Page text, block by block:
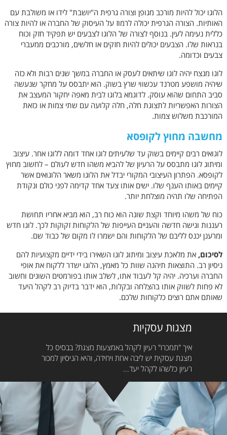
הלוגו יכול להיות מורכב מגופן וצורה גרפית ה"יושבת" לידו או משולבת עם
האותיות. הצורה הגרפית יכולה לרמוז על העיסוק של החברה או להיות צורה
כללית נעימה לעין. בנוסף לצורה של הלוגו לצבעים יש תפקיד חזק וכוח
בנראות שלו. הצבעים יכולים להיות חזקים או חלשים, מורכבים ממעברי
צבעים וכדומה.
לוגו מנצח יהיה לוגו שיתאים לעסק או החברה במשך שנים רבות ולא כזה
שיהיה מושפע מטרנד עכשווי שרץ בשוק. הוא יתבסס על מחקר שנעשה
סביב התחום שהוא עוסק. לדוגמא בלוגו לבית מאפה יחקור המעצב את
הצורות האפשריות לתצוגת חלה, חלה קלועה עם שתי צמות או כזאת
המורכבת משלוש צמות.
מחשבה מחוץ לקופסא
לוגואים רבים קיימים בשוק עד שלעיתים לוגו אחד דומה ללוגו אחר. עיצוב
ומיתוג לוגו מתבסס על הרעיון של להביא משהו חדש לעולם – לחשוב מחוץ
לקופסא. הפתרון העיצובי המקורי יבדל את הלוגו משאר הלוגואים אשר
קיימים באותו הענף שלו. ישים אותו צעד אחד קדימה לפני כולם ונקודת
הפתיחה שלו תהיה מוצלחת יותר.
כוח של משהו מיוחד וקצת שונה הוא כוח רב, הוא מביא אחריו תחושת
רעננות וגישה חדשה והעניים העייפות של הלקוחות זקוקות לכך. לוגו חדש
ומרענן יכנס לליבם של הלקוחות והם ישמרו לו מקום של כבוד שם.
לסיכום, את מלאכת עיצוב ומיתוג לוגו השאירו בידי ידיים מקצועיות להם
ניסיון רב. התוצאות תיהנה שוות כל מאמץ, הלוגו ישדר ללקוח את אופי
החברה וערכיה. יהיה קל לעבוד אתו, לשלב אותו בפורמטים השונים וחשוב
לא פחות לשווק אותו בהצלחה ובקלות, הוא ידבר בדיוק רב לקהל היעד
שאותם אתם רוצים כלקוחות שלכם.
מצגות עסקיות
איך "תמכרו" רעיון לקהל באמצעות מצגת? בבסיס כל
מצגת עסקית יש ליבה אחת ויחידה, והיא הניסיון למכור
רעיון כלשהו לקהל יעד...